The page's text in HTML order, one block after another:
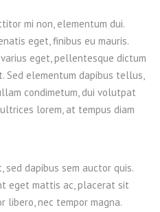
mi non, elementum dui.
eget, finibus eu mauris.
eget, pellentesque dictum
Sed elementum dapibus tellus,
condimetum, dui volutpat
lorem, at tempus diam
dapibus sem auctor quis.
eget mattis ac, placerat sit
libero, nec tempor magna.